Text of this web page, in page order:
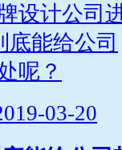
设计公司
03-20